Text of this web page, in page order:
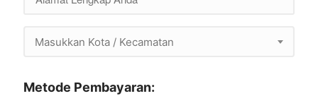
Masukkan Kota / Kecamatan
Metode Pembayaran: